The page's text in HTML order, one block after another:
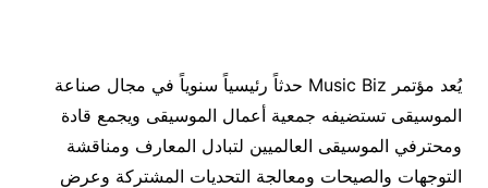
يُعد مؤتمر Music Biz حدثاً رئيسياً سنوياً في مجال صناعة
الموسيقى تستضيفه جمعية أعمال الموسيقى ويجمع قادة
ومحترفي الموسيقى العالميين لتبادل المعارف ومناقشة
التوجهات والصيحات ومعالجة التحديات المشتركة وعرض